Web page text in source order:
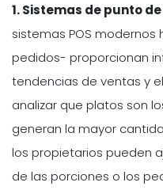
1. Sistemas de punto
sistemas POS
pedidos- proporcionan
tendencias de ventas y
analizar que platos son
generan la mayor
los propietarios pueden
de las porciones o los